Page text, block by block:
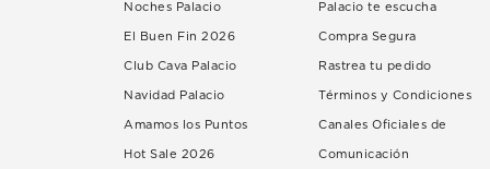
Noches Palacio
El Buen Fin 2026
Club Cava Palacio
Navidad Palacio
Amamos los Puntos
Hot Sale 2026
Palacio te escucha
Compra Segura
Rastrea tu pedido
Términos y Condiciones
Canales Oficiales de
Comunicación